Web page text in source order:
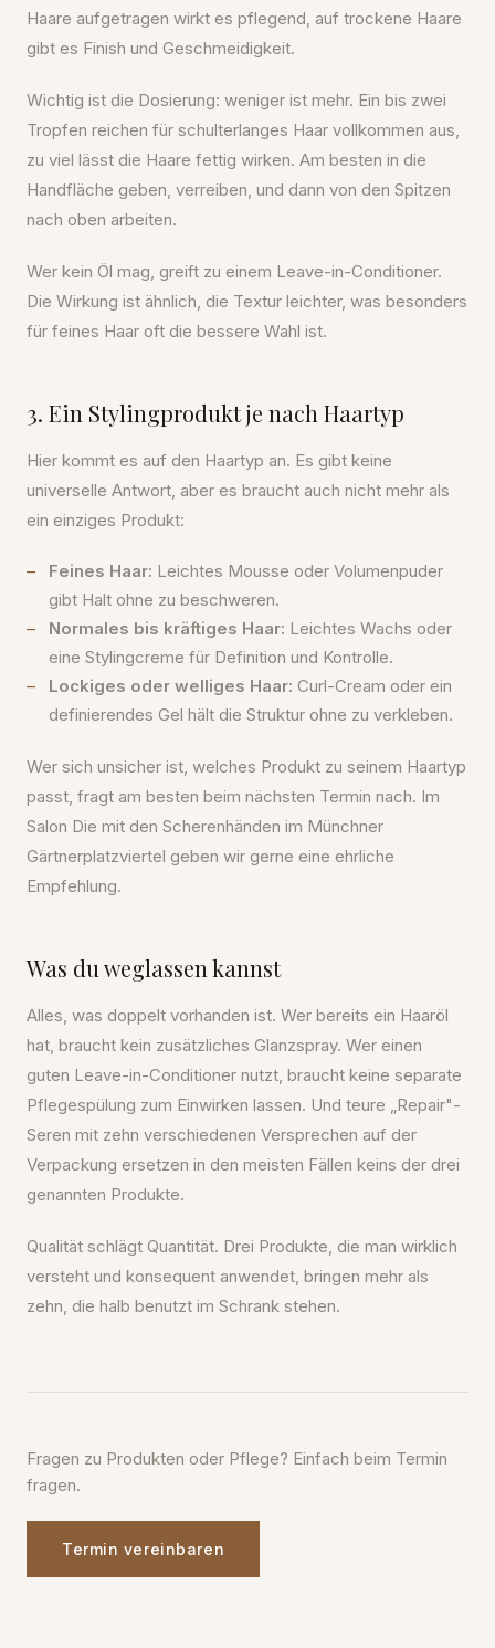
Haare aufgetragen wirkt es pflegend, auf trockene Haare
gibt es Finish und Geschmeidigkeit.
Wichtig ist die Dosierung: weniger ist mehr. Ein bis zwei
Tropfen reichen für schulterlanges Haar vollkommen aus,
zu viel lässt die Haare fettig wirken. Am besten in die
Handfläche geben, verreiben, und dann von den Spitzen
nach oben arbeiten.
Wer kein Öl mag, greift zu einem Leave-in-Conditioner.
Die Wirkung ist ähnlich, die Textur leichter, was besonders
für feines Haar oft die bessere Wahl ist.
3. Ein Stylingprodukt je nach Haartyp
Hier kommt es auf den Haartyp an. Es gibt keine
universelle Antwort, aber es braucht auch nicht mehr als
ein einziges Produkt:
Feines Haar: Leichtes Mousse oder Volumenpuder
gibt Halt ohne zu beschweren.
Normales bis kräftiges Haar: Leichtes Wachs oder
eine Stylingcreme für Definition und Kontrolle.
Lockiges oder welliges Haar: Curl-Cream oder ein
definierendes Gel hält die Struktur ohne zu verkleben.
Wer sich unsicher ist, welches Produkt zu seinem Haartyp
passt, fragt am besten beim nächsten Termin nach. Im
Salon Die mit den Scherenhänden im Münchner
Gärtnerplatzviertel geben wir gerne eine ehrliche
Empfehlung.
Was du weglassen kannst
Alles, was doppelt vorhanden ist. Wer bereits ein Haaröl
hat, braucht kein zusätzliches Glanzspray. Wer einen
guten Leave-in-Conditioner nutzt, braucht keine separate
Pflegespülung zum Einwirken lassen. Und teure „Repair"-
Seren mit zehn verschiedenen Versprechen auf der
Verpackung ersetzen in den meisten Fällen keins der drei
genannten Produkte.
Qualität schlägt Quantität. Drei Produkte, die man wirklich
versteht und konsequent anwendet, bringen mehr als
zehn, die halb benutzt im Schrank stehen.
Fragen zu Produkten oder Pflege? Einfach beim Termin
fragen.
Termin vereinbaren